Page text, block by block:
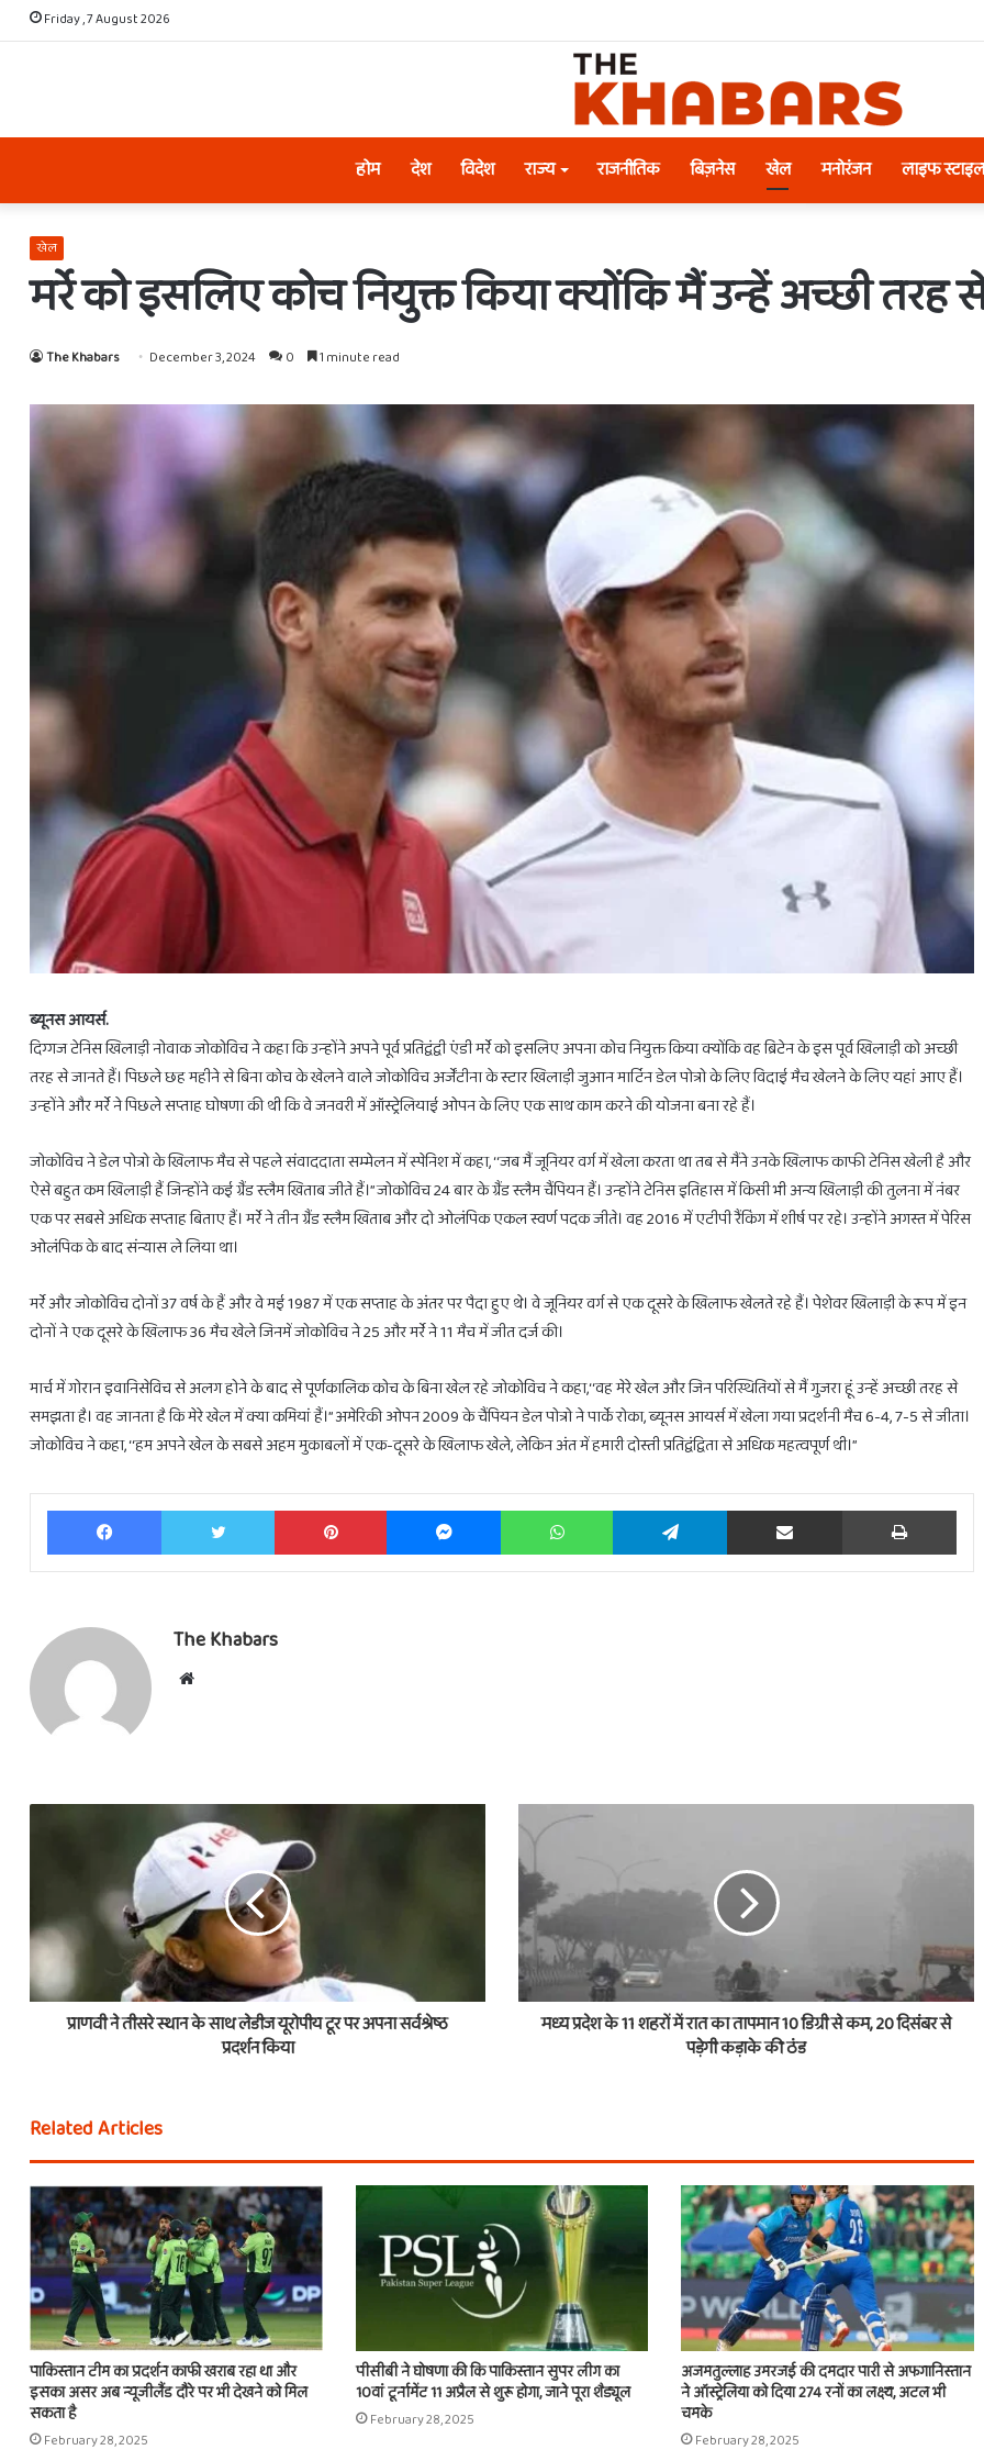
Friday , 7 August 2026
होम देश विदेश राज्य राजनीतिक बिज़नेस खेल मनोरंजन लाइफ स्टाइल
खेल
मर्रे को इसलिए कोच नियुक्त किया क्योंकि मैं उन्हें अच्छी तरह
The Khabars December 3, 2024 0 1 minute read
ब्यूनस आयर्स.
दिग्गज टेनिस खिलाड़ी नोवाक जोकोविच ने कहा कि उन्होंने अपने पूर्व प्रतिद्वंद्वी एंडी मर्रे को इसलिए अपना कोच नियुक्त किया क्योंकि वह ब्रिटेन के इस पूर्व खिलाड़ी को अच्छी
तरह से जानते हैं। पिछले छह महीने से बिना कोच के खेलने वाले जोकोविच अर्जेंटीना के स्टार खिलाड़ी जुआन मार्टिन डेल पोत्रो के लिए विदाई मैच खेलने के लिए यहां आए हैं।
उन्होंने और मर्रे ने पिछले सप्ताह घोषणा की थी कि वे जनवरी में ऑस्ट्रेलियाई ओपन के लिए एक साथ काम करने की योजना बना रहे हैं।
जोकोविच ने डेल पोत्रो के खिलाफ मैच से पहले संवाददाता सम्मेलन में स्पेनिश में कहा, ‘‘जब मैं जूनियर वर्ग में खेला करता था तब से मैंने उनके खिलाफ काफी टेनिस खेली है और
ऐसे बहुत कम खिलाड़ी हैं जिन्होंने कई ग्रैंड स्लैम खिताब जीते हैं।’’ जोकोविच 24 बार के ग्रैंड स्लैम चैंपियन हैं। उन्होंने टेनिस इतिहास में किसी भी अन्य खिलाड़ी की तुलना में नंबर
एक पर सबसे अधिक सप्ताह बिताए हैं। मर्रे ने तीन ग्रैंड स्लैम खिताब और दो ओलंपिक एकल स्वर्ण पदक जीते। वह 2016 में एटीपी रैंकिंग में शीर्ष पर रहे। उन्होंने अगस्त में पेरिस
ओलंपिक के बाद संन्यास ले लिया था।
मर्रे और जोकोविच दोनों 37 वर्ष के हैं और वे मई 1987 में एक सप्ताह के अंतर पर पैदा हुए थे। वे जूनियर वर्ग से एक दूसरे के खिलाफ खेलते रहे हैं। पेशेवर खिलाड़ी के रूप में इन
दोनों ने एक दूसरे के खिलाफ 36 मैच खेले जिनमें जोकोविच ने 25 और मर्रे ने 11 मैच में जीत दर्ज की।
मार्च में गोरान इवानिसेविच से अलग होने के बाद से पूर्णकालिक कोच के बिना खेल रहे जोकोविच ने कहा,‘‘वह मेरे खेल और जिन परिस्थितियों से मैं गुजरा हूं उन्हें अच्छी तरह से
समझता है। वह जानता है कि मेरे खेल में क्या कमियां हैं।’’ अमेरिकी ओपन 2009 के चैंपियन डेल पोत्रो ने पार्के रोका, ब्यूनस आयर्स में खेला गया प्रदर्शनी मैच 6-4, 7-5 से जीता।
जोकोविच ने कहा, ‘‘हम अपने खेल के सबसे अहम मुकाबलों में एक-दूसरे के खिलाफ खेले, लेकिन अंत में हमारी दोस्ती प्रतिद्वंद्विता से अधिक महत्वपूर्ण थी।’’
Facebook Twitter Pinterest Messenger WhatsApp Telegram Share via Email Print
The Khabars
Website
प्राणवी ने तीसरे स्थान के साथ लेडीज यूरोपीय टूर पर अपना सर्वश्रेष्ठ
प्रदर्शन किया
मध्‍य प्रदेश के 11 शहरों में रात का तापमान 10 डिग्री से कम, 20 दिसंबर से
पड़ेगी कड़ाके की ठंड
Related Articles
पाकिस्तान टीम का प्रदर्शन काफी खराब रहा था और
इसका असर अब न्यूजीलैंड दौरे पर भी देखने को मिल
सकता है
February 28, 2025
पीसीबी ने घोषणा की कि पाकिस्तान सुपर लीग का
10वां टूर्नामेंट 11 अप्रैल से शुरू होगा, जाने पूरा शैड्यूल
February 28, 2025
अजमतुल्लाह उमरजई की दमदार पारी से अफगानिस्तान
ने ऑस्ट्रेलिया को दिया 274 रनों का लक्ष्य, अटल भी
चमके
February 28, 2025
28
से
3
राशियों
को
होगा
ही
लाभ
February 27, 2025
28 फरवरी से 3 राशियों को होगा लाभ ही लाभ
होलिका
के
लिए
मिलेगा
सिर्फ
का February 28, 2025
होलिका दहन के लिए मिलेगा सिर्फ 1 घंटा का ही समय